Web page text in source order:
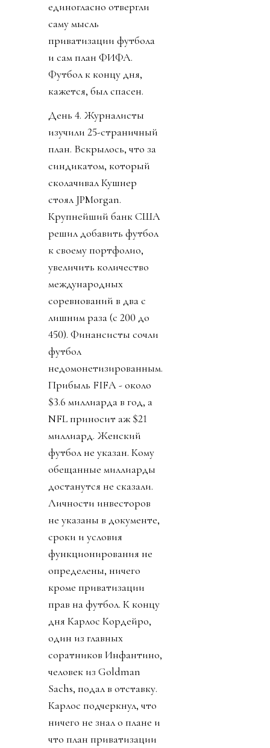
единогласно отвергли
саму мысль
приватизации футбола
и сам план ФИФА.
Футбол к концу дня,
кажется, был спасен.
День 4. Журналисты
изучили 25-страничный
план. Вскрылось, что за
синдикатом, который
сколачивал Кушнер
стоял JPMorgan.
Крупнейший банк США
решил добавить футбол
к своему портфолио,
увеличить количество
международных
соревнований в два с
лишним раза (с 200 до
450). Финансисты сочли
футбол
недомонетизированным.
Прибыль FIFA - около
$3.6 миллиарда в год, а
NFL приносит аж $21
миллиард. Женский
футбол не указан. Кому
обещанные миллиарды
достанутся не сказали.
Личности инвесторов
не указаны в документе,
сроки и условия
функционирования не
определены, ничего
кроме приватизации
прав на футбол. К концу
дня Карлос Кордейро,
один из главных
соратников Инфантино,
человек из Goldman
Sachs, подал в отставку.
Карлос подчеркнул, что
ничего не знал о плане и
что план приватизации